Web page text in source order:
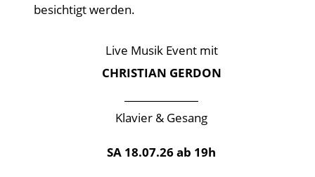
besichtigt werden.
Live Musik Event mit
CHRISTIAN GERDON
Klavier & Gesang
SA 18.07.26 ab 19h